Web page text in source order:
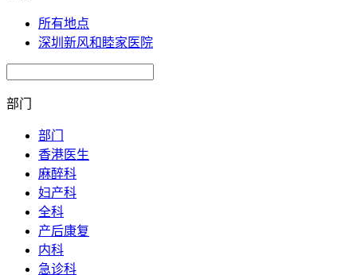
所有地点
深圳新风和睦家医院
部门
部门
香港医生
麻醉科
妇产科
全科
产后康复
内科
急诊科